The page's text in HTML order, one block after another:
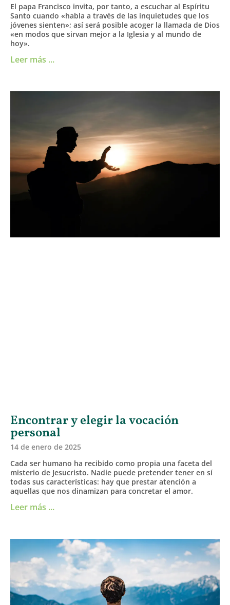
El papa Francisco invita, por tanto, a escuchar al Espíritu
Santo cuando «habla a través de las inquietudes que los
jóvenes sienten»; así será posible acoger la llamada de Dios
«en modos que sirvan mejor a la Iglesia y al mundo de
hoy».
Leer más ...
Encontrar y elegir la vocación
personal
14 de enero de 2025
Cada ser humano ha recibido como propia una faceta del
misterio de Jesucristo. Nadie puede pretender tener en sí
todas sus características: hay que prestar atención a
aquellas que nos dinamizan para concretar el amor.
Leer más ...